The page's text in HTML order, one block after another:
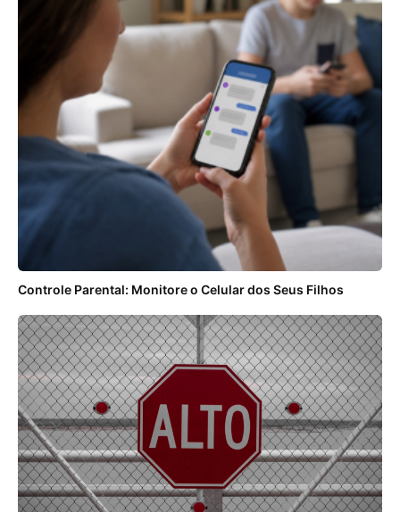
Controle Parental: Monitore o Celular dos Seus Filhos